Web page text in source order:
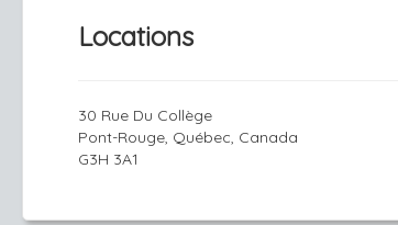
Locations
30 Rue Du Collège
Pont-Rouge, Québec, Canada
G3H 3A1